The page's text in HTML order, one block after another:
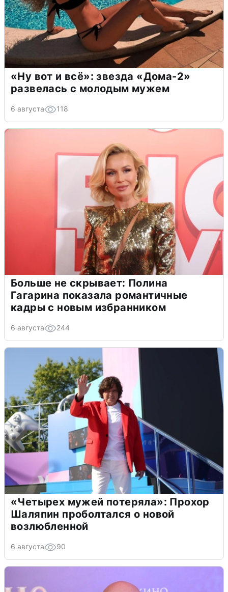
«Ну вот и всё»: звезда «Дома-2»
развелась с молодым мужем
6 августа 118
Больше не скрывает: Полина
Гагарина показала романтичные
кадры с новым избранником
6 августа 244
«Четырех мужей потеряла»: Прохор
Шаляпин проболтался о новой
возлюбленной
6 августа 90